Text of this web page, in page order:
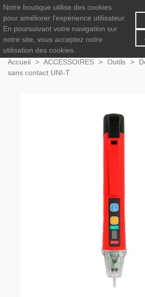
Accueil > ACCESSOIRES > Outils >
sans contact UNI-T
Notre boutique utilise des cookies
pour améliorer l'expérience utilisateur.
En poursuivant votre navigation sur
notre site, vous acceptez notre
utilisation des cookies.